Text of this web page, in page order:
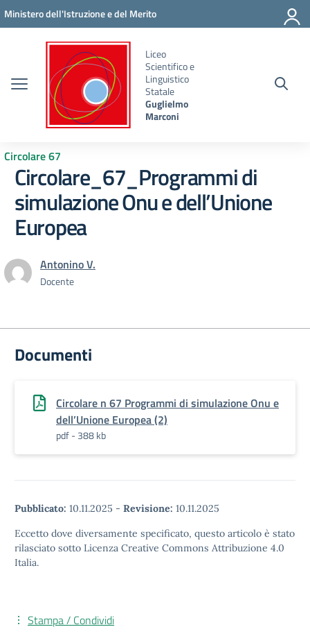
Vai ai contenuti
Vai al menu di navigazione
Vai al footer
Ministero dell'Istruzione e del Merito
Liceo
Scientifico e
Linguistico
Statale
Guglielmo
Marconi
Circolare 67
Circolare_67_Programmi di
simulazione Onu e dell’Unione
Europea
Antonino V.
Docente
Documenti
Circolare n 67 Programmi di simulazione Onu e
dell’Unione Europea (2)
pdf - 388 kb
Pubblicato: 10.11.2025 - Revisione: 10.11.2025
Eccetto dove diversamente specificato, questo articolo è stato
rilasciato sotto Licenza Creative Commons Attribuzione 4.0
Italia.
Stampa / Condividi